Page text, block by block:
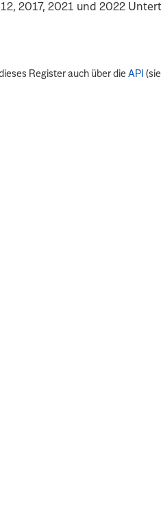
2017, 2021 und 2022
Register auch über dieAPI